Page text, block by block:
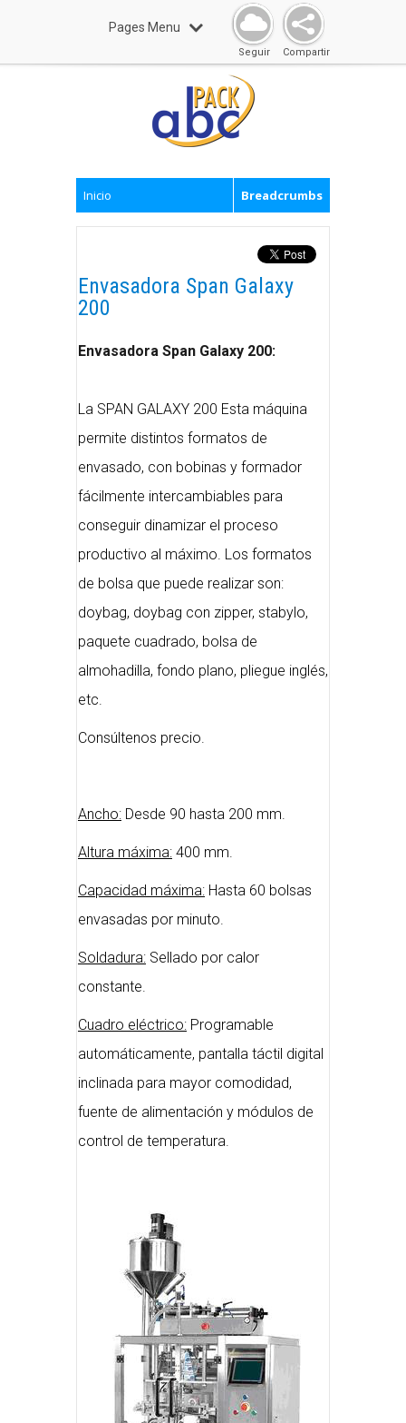
Pages Menu
Compartir
Seguir
Inicio Breadcrumbs
Envasadora Span Galaxy
200
Envasadora Span Galaxy 200:
La SPAN GALAXY 200 Esta máquina
permite distintos formatos de
envasado, con bobinas y formador
fácilmente intercambiables para
conseguir dinamizar el proceso
productivo al máximo. Los formatos
de bolsa que puede realizar son:
doybag, doybag con zipper, stabylo,
paquete cuadrado, bolsa de
almohadilla, fondo plano, pliegue inglés,
etc.
Consúltenos precio.
Ancho: Desde 90 hasta 200 mm.
Altura máxima: 400 mm.
Capacidad máxima: Hasta 60 bolsas
envasadas por minuto.
Soldadura: Sellado por calor
constante.
Cuadro eléctrico: Programable
automáticamente, pantalla táctil digital
inclinada para mayor comodidad,
fuente de alimentación y módulos de
control de temperatura.